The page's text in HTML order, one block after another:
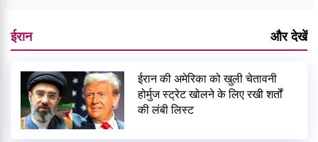
ईरान और देखें
ईरान की अमेरिका को खुली चेतावनी
होर्मुज स्ट्रेट खोलने के लिए रखी शर्तों
की लंबी लिस्ट